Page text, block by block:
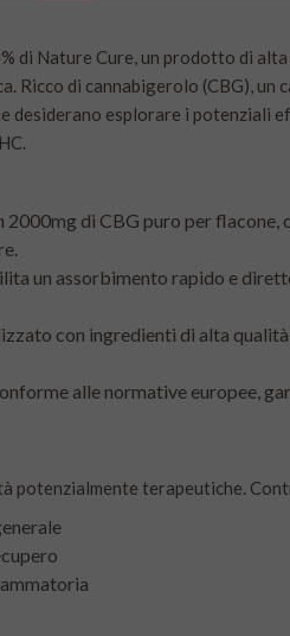
di Nature Cure, un prodotto di
Ricco di cannabigerolo (CBG), un
desiderano esplorare i potenziali
di CBG puro per flacone,
un assorbimento rapido e
con ingredienti di alta
alle normative europee,
potenzialmente terapeutiche.